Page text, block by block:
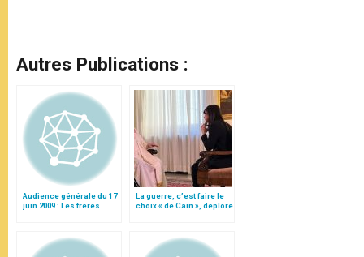
Autres Publications :
Audience générale du 17
juin 2009 : Les frères
La guerre, c’est faire le
choix « de Caïn », déplore